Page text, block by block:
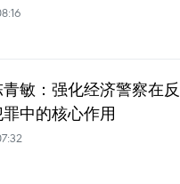
敏：强化经济警察在反
中的核心作用